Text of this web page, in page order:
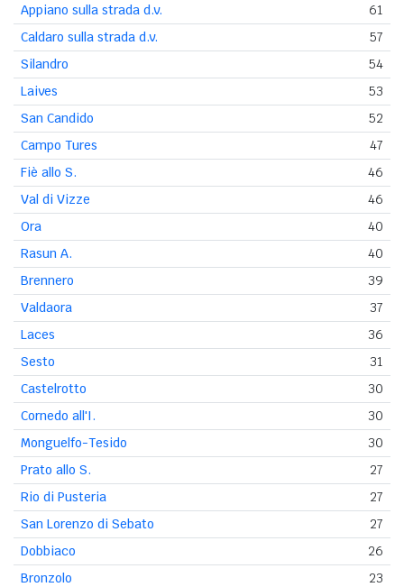
Appiano sulla strada d.v.
61
Caldaro sulla strada d.v.
57
Silandro
54
Laives
53
San Candido
52
Campo Tures
47
Fiè allo S.
46
Val di Vizze
46
Ora
40
Rasun A.
40
Brennero
39
Valdaora
37
Laces
36
Sesto
31
Castelrotto
30
Cornedo all'I.
30
Monguelfo-Tesido
30
Prato allo S.
27
Rio di Pusteria
27
San Lorenzo di Sebato
27
Dobbiaco
26
Bronzolo
23